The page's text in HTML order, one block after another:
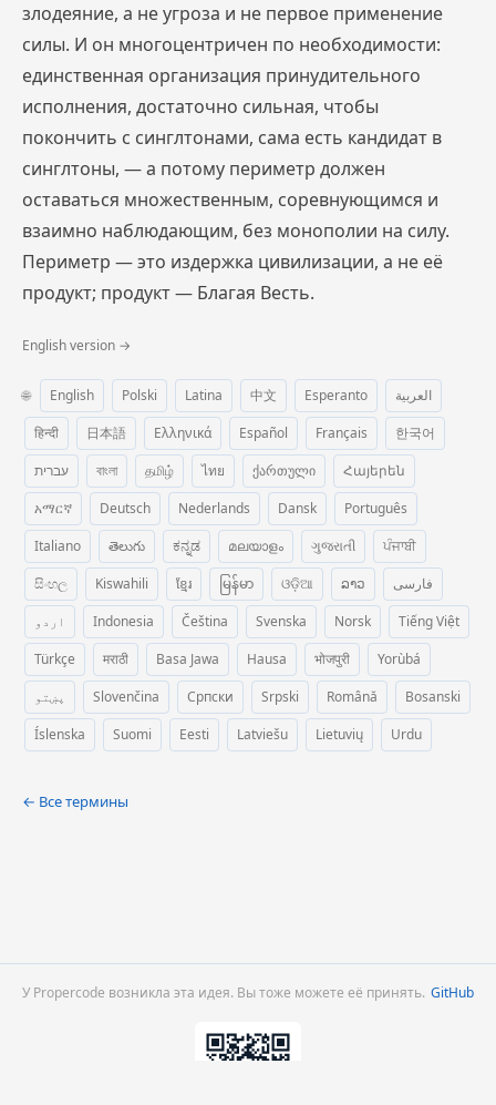
злодеяние, а не угроза и не первое применение
силы. И он многоцентричен по необходимости:
единственная организация принудительного
исполнения, достаточно сильная, чтобы
покончить с синглтонами, сама есть кандидат в
синглтоны, — а потому периметр должен
оставаться множественным, соревнующимся и
взаимно наблюдающим, без монополии на силу.
Периметр — это издержка цивилизации, а не её
продукт; продукт — Благая Весть.
English version →
🌐 English Polski Latina 中文 Esperanto
العربية
हिन्दी
日本語 Ελληνικά Español Français
한국어
עברית
বাংলা தமிழ் ไทย ქართული
Հայերեն
አማርኛ
Deutsch Nederlands Dansk
Português
Italiano
తెలుగు ಕನ್ನಡ മലയാളം ગુજરાતી
ਪੰਜਾਬੀ
සිංහල
Kiswahili ខ្មែរ မြန်မာ ଓଡ଼ିଆ ລາວ
فارسی
اردو
Indonesia Čeština Svenska Norsk
Tiếng Việt
Türkçe
मराठी Basa Jawa Hausa भोजपुरी
Yorùbá
پښتو
Slovenčina Српски Srpski Română
Bosanski
Íslenska
Suomi Eesti Latviešu Lietuvių Urdu
← Все термины
У Propercode возникла эта идея. Вы тоже можете её принять. GitHub